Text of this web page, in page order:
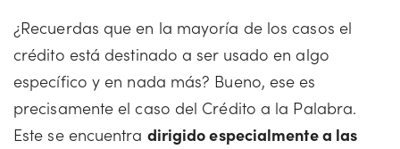
¿Recuerdas que en la mayoría de los casos el
crédito está destinado a ser usado en algo
específico y en nada más? Bueno, ese es
precisamente el caso del Crédito a la Palabra.
Este se encuentra dirigido especialmente a las